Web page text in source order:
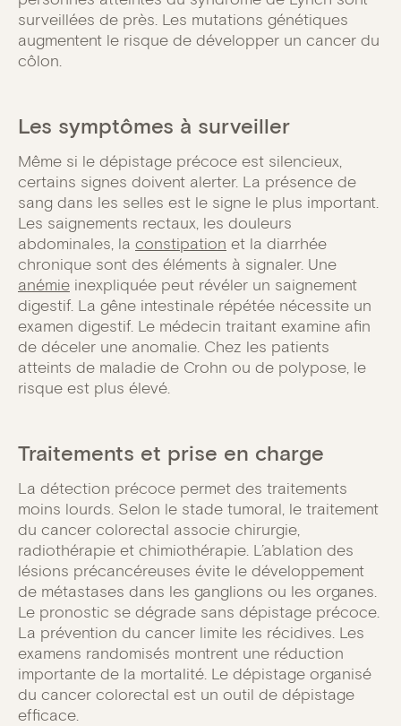
surveillées de près. Les mutations génétiques
augmentent le risque de développer un cancer du
côlon.
Les symptômes à surveiller
Même si le dépistage précoce est silencieux,
certains signes doivent alerter. La présence de
sang dans les selles est le signe le plus important.
Les saignements rectaux, les douleurs
abdominales, la constipation et la diarrhée
chronique sont des éléments à signaler. Une
anémie inexpliquée peut révéler un saignement
digestif. La gêne intestinale répétée nécessite un
examen digestif. Le médecin traitant examine afin
de déceler une anomalie. Chez les patients
atteints de maladie de Crohn ou de polypose, le
risque est plus élevé.
Traitements et prise en charge
La détection précoce permet des traitements
moins lourds. Selon le stade tumoral, le traitement
du cancer colorectal associe chirurgie,
radiothérapie et chimiothérapie. L’ablation des
lésions précancéreuses évite le développement
de métastases dans les ganglions ou les organes.
Le pronostic se dégrade sans dépistage précoce.
La prévention du cancer limite les récidives. Les
examens randomisés montrent une réduction
importante de la mortalité. Le dépistage organisé
du cancer colorectal est un outil de dépistage
efficace.